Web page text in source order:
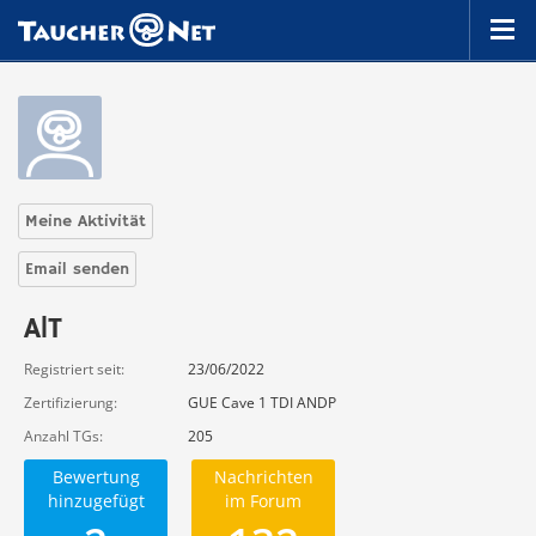
Meine Aktivität
Email senden
AlT
Registriert seit
23/06/2022
Zertifizierung
GUE Cave 1 TDI ANDP
Anzahl TGs
205
Bewertung
hinzugefügt
Nachrichten
im Forum